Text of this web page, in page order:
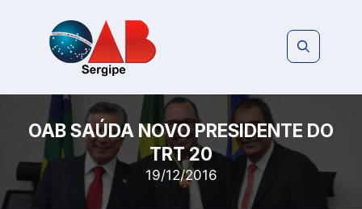
OAB SAÚDA NOVO PRESIDENTE DO
TRT 20
19/12/2016